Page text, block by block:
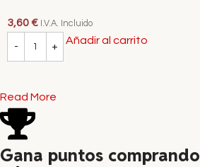
3,60€ I.V.A. Incluido
Añadir al carrito
Read More
Gana puntos comprando